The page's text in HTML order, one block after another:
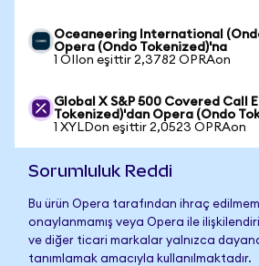
Oceaneering International
Opera (Ondo Tokenized)'na
1 OIIon eşittir 2,3782 OPRAon
Global X S&P 500 Covered Call
Tokenized)'dan Opera (Ondo
1 XYLDon eşittir 2,0523 OPRAon
Sorumluluk Reddi
Bu ürün Opera tarafından ihraç
onaylanmamış veya Opera ile
ve diğer ticari markalar yalnızca
tanımlamak amacıyla kullanılmaktadır.